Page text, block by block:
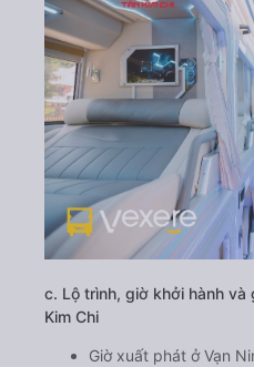
c. Lộ trình, giờ khởi hành
Kim Chi
Giờ xuất phát ở Vạn